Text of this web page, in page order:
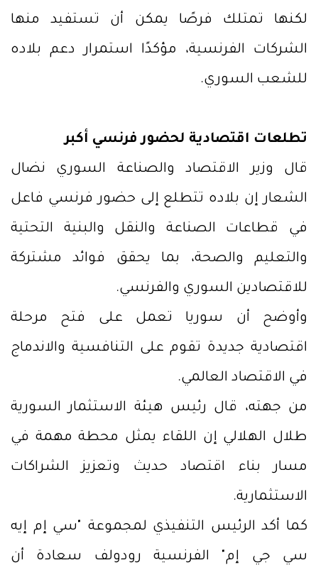
لكنها تمتلك فرصًا يمكن أن تستفيد منها
الشركات الفرنسية، مؤكدًا استمرار دعم بلاده
للشعب السوري.
تطلعات اقتصادية لحضور فرنسي أكبر
قال وزير الاقتصاد والصناعة السوري نضال
الشعار إن بلاده تتطلع إلى حضور فرنسي فاعل
في قطاعات الصناعة والنقل والبنية التحتية
والتعليم والصحة، بما يحقق فوائد مشتركة
للاقتصادين السوري والفرنسي.
وأوضح أن سوريا تعمل على فتح مرحلة
اقتصادية جديدة تقوم على التنافسية والاندماج
في الاقتصاد العالمي.
من جهته، قال رئيس هيئة الاستثمار السورية
طلال الهلالي إن اللقاء يمثل محطة مهمة في
مسار بناء اقتصاد حديث وتعزيز الشراكات
الاستثمارية.
كما أكد الرئيس التنفيذي لمجموعة "سي إم إيه
سي جي إم" الفرنسية رودولف سعادة أن